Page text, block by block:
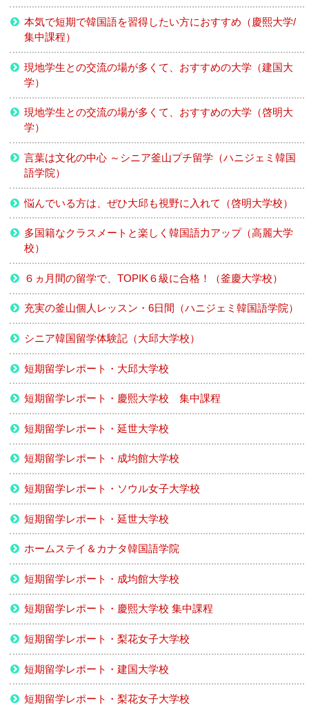
本気で短期で韓国語を習得したい方におすすめ（慶熙大学/
集中課程）
現地学生との交流の場が多くて、おすすめの大学（建国大
学）
現地学生との交流の場が多くて、おすすめの大学（啓明大
学）
言葉は文化の中心 ～シニア釜山プチ留学（ハニジェミ韓国
語学院）
悩んでいる方は、ぜひ大邱も視野に入れて（啓明大学校）
多国籍なクラスメートと楽しく韓国語力アップ（高麗大学
校）
６ヵ月間の留学で、TOPIK６級に合格！（釜慶大学校）
充実の釜山個人レッスン・6日間（ハニジェミ韓国語学院）
シニア韓国留学体験記（大邱大学校）
短期留学レポート・大邱大学校
短期留学レポート・慶熙大学校 集中課程
短期留学レポート・延世大学校
短期留学レポート・成均館大学校
短期留学レポート・ソウル女子大学校
短期留学レポート・延世大学校
ホームステイ＆カナタ韓国語学院
短期留学レポート・成均館大学校
短期留学レポート・慶熙大学校 集中課程
短期留学レポート・梨花女子大学校
短期留学レポート・建国大学校
短期留学レポート・梨花女子大学校